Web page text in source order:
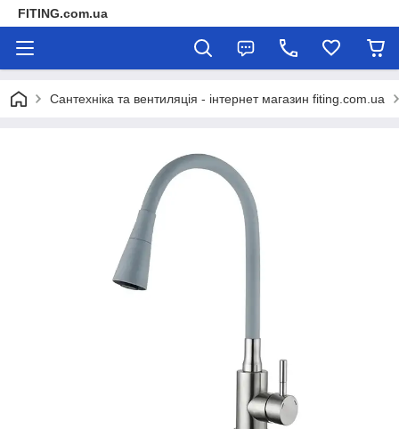
FITING.com.ua
Сантехніка та вентиляція - інтернет магазин fiting.com.ua